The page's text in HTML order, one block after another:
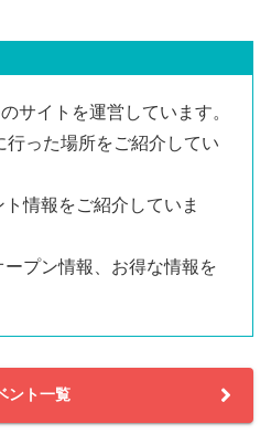
のサイトを運営しています。
った場所をご紹介してい
情報をご紹介していま
プン情報、お得な情報を
ント一覧